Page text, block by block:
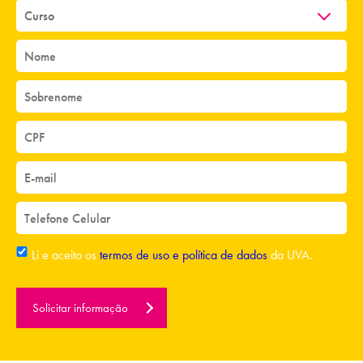
9
pedagógico inovador, onde os alunos
aprendem com a mão na massa, de
forma prática, produzindo trabalhos
Desenvolvimento Sustentável (ODS)
10
Compatível com a competitividade
na nova economia, o Curso de
Engenharia Civil também
proporciona a seus alunos um
conjunto de atividades
complementares, projetos de
Li e aceito ostermos de uso e política de dadosda UVA.
Solicitar informação